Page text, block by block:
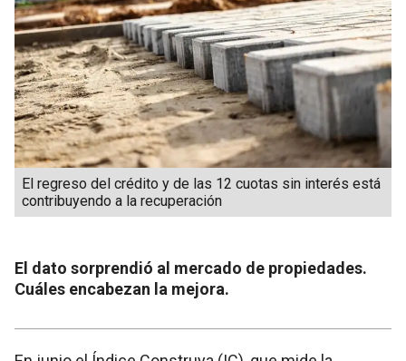
El regreso del crédito y de las 12 cuotas sin interés está
contribuyendo a la recuperación
El dato sorprendió al mercado de propiedades.
Cuáles encabezan la mejora.